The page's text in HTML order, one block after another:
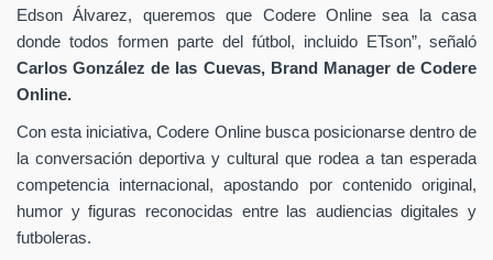
Edson Álvarez, queremos que Codere Online sea la casa
donde todos formen parte del fútbol, incluido ETson”, señaló
Carlos González de las Cuevas, Brand Manager de Codere
Online.
Con esta iniciativa, Codere Online busca posicionarse dentro de
la conversación deportiva y cultural que rodea a tan esperada
competencia internacional, apostando por contenido original,
humor y figuras reconocidas entre las audiencias digitales y
futboleras.